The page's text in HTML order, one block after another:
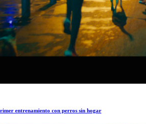
entrenamiento con perros sin hogar